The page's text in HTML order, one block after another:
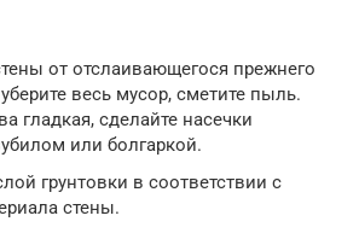
от отслаивающегося прежнего
весь мусор, сметите пыль.
гладкая, сделайте насечки
или болгаркой.
грунтовки в соответствии с
стены.